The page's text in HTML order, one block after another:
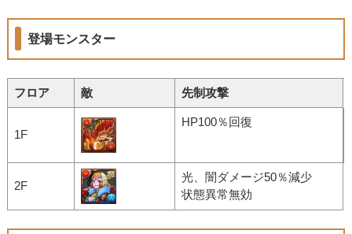
登場モンスター
フロア 敵 先制攻撃
1F
HP100％回復
2F
光、闇ダメージ50％減少
状態異常無効